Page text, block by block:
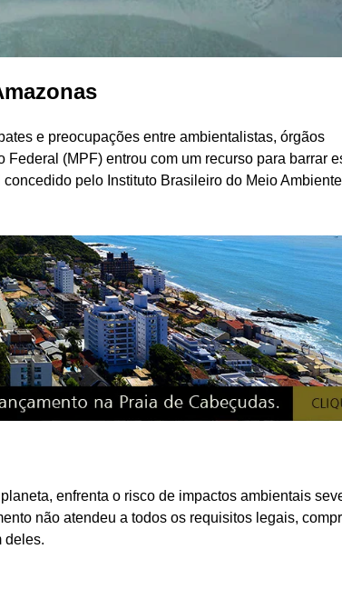
e preocupações entre ambientalistas, órgãos
(MPF) entrou com um recurso para barrar
pelo Instituto Brasileiro do Meio
enfrenta o risco de impactos ambientais
não atendeu a todos os requisitos legais,
deles.